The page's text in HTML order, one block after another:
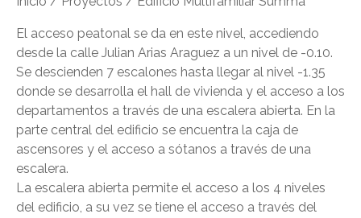
El acceso peatonal se da en este nivel, accediendo
desde la calle Julian Arias Araguez a un nivel de -0.10.
Se descienden 7 escalones hasta llegar al nivel -1.35
donde se desarrolla el hall de vivienda y el acceso a los
departamentos a través de una escalera abierta. En la
parte central del edificio se encuentra la caja de
ascensores y el acceso a sótanos a través de una
escalera.
La escalera abierta permite el acceso a los 4 niveles
del edificio, a su vez se tiene el acceso a través del